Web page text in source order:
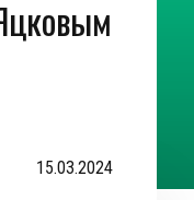
15.03.2024